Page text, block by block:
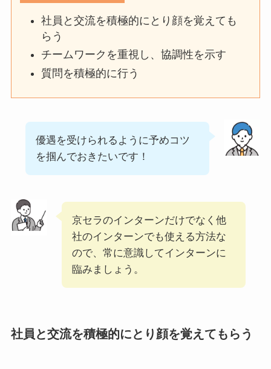
社員と交流を積極的にとり顔を覚えても
らう
チームワークを重視し、協調性を示す
質問を積極的に行う
優遇を受けられるように予めコツ
を掴んでおきたいです！
京セラのインターンだけでなく他
社のインターンでも使える方法な
ので、常に意識してインターンに
臨みましょう。
社員と交流を積極的にとり顔を覚えてもらう